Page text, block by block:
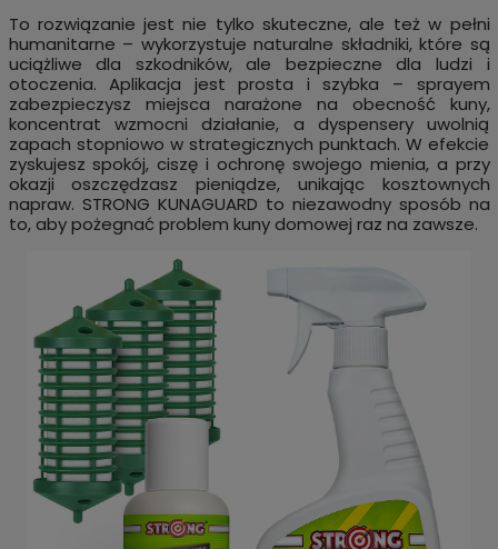
To rozwiązanie jest nie tylko skuteczne, ale też w pełni
humanitarne – wykorzystuje naturalne składniki, które są
uciążliwe dla szkodników, ale bezpieczne dla ludzi i
otoczenia. Aplikacja jest prosta i szybka – sprayem
zabezpieczysz miejsca narażone na obecność kuny,
koncentrat wzmocni działanie, a dyspensery uwolnią
zapach stopniowo w strategicznych punktach. W efekcie
zyskujesz spokój, ciszę i ochronę swojego mienia, a przy
okazji oszczędzasz pieniądze, unikając kosztownych
napraw. STRONG KUNAGUARD to niezawodny sposób na
to, aby pożegnać problem kuny domowej raz na zawsze.